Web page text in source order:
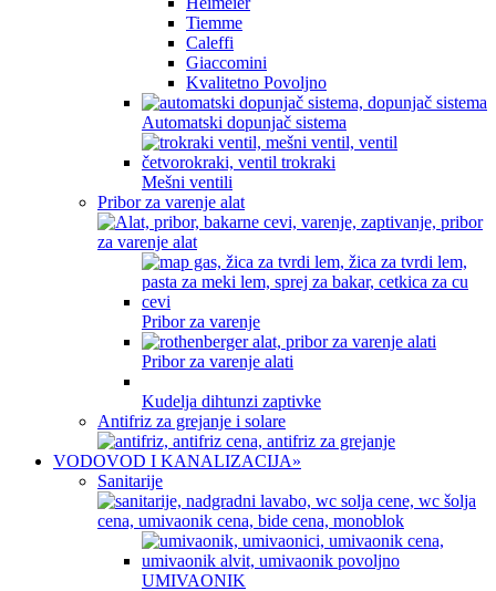
Tiemme
Caleffi
Giaccomini
Kvalitetno Povoljno
Automatski dopunjač sistema
Mešni ventili
Pribor za varenje alat
Pribor za varenje
Pribor za varenje alati
Kudelja dihtunzi zaptivke
Antifriz za grejanje i solare
VODOVOD I KANALIZACIJA»
Sanitarije
UMIVAONIK